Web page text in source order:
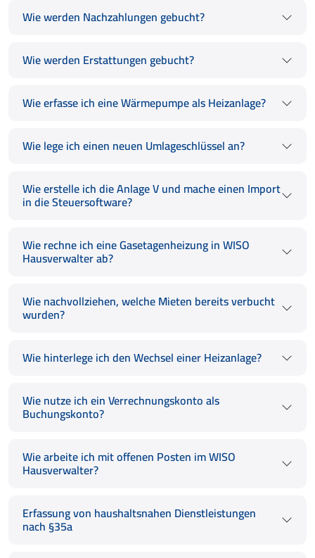
Wie werden Nachzahlungen gebucht?
Wie werden Erstattungen gebucht?
Wie erfasse ich eine Wärmepumpe als Heizanlage?
Wie lege ich einen neuen Umlageschlüssel an?
Wie erstelle ich die Anlage V und mache einen Import
in die Steuersoftware?
Wie rechne ich eine Gasetagenheizung in WISO
Hausverwalter ab?
Wie nachvollziehen, welche Mieten bereits verbucht
wurden?
Wie hinterlege ich den Wechsel einer Heizanlage?
Wie nutze ich ein Verrechnungskonto als
Buchungskonto?
Wie arbeite ich mit offenen Posten im WISO
Hausverwalter?
Erfassung von haushaltsnahen Dienstleistungen
nach §35a